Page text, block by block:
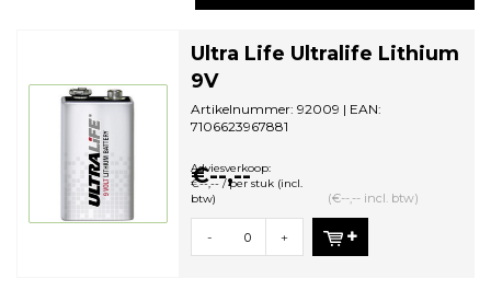
Ultra Life Ultralife Lithium
9V
Artikelnummer: 92009 | EAN:
7106623967881
€--,--
Adviesverkoop:
€--,-- / per stuk (incl.
btw)
(€--,-- incl. btw)
- +